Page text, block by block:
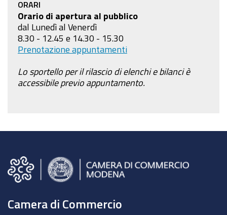
ORARI
Orario di apertura al pubblico
dal Lunedì al Venerdì
8.30 - 12.45 e 14.30 - 15.30
Prenotazione appuntamenti
Lo sportello per il rilascio di elenchi e bilanci è
accessibile previo appuntamento.
Camera di Commercio